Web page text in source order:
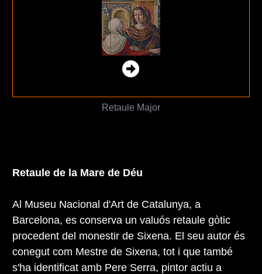
Retaule Major
Retaule de la Mare de Déu
Al Museu Nacional d'Art de Catalunya, a
Barcelona, es conserva un valuós retaule gòtic
procedent del monestir de Sixena. El seu autor és
conegut com Mestre de Sixena, tot i que també
s'ha identificat amb Pere Serra, pintor actiu a